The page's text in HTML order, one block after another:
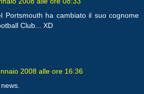
Portsmouth ha cambiato il suo cognome
Club... XD
2008 alle ore 16:36